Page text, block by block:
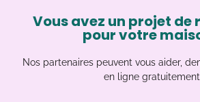
Vous avez un projet de
pour votre
Nos partenaires peuvent vous aider,
en ligne